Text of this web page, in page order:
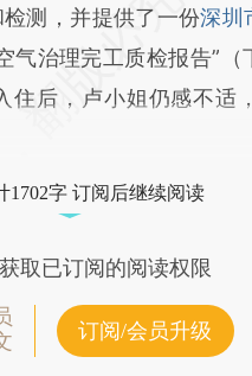
测，并提供了一份深圳
气治理完工质检报告”
住后，卢小姐仍感不适
1702字 订阅后继续阅读
取已订阅的阅读权限
订阅/会员升级